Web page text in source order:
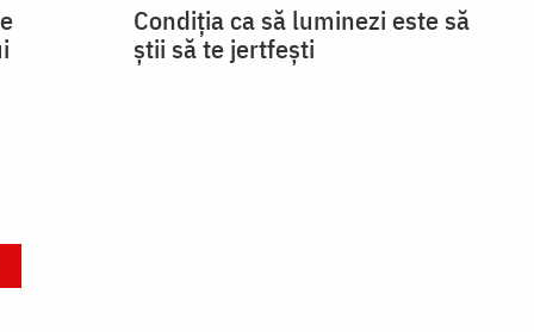
Condiția ca să luminezi este să
știi să te jertfești